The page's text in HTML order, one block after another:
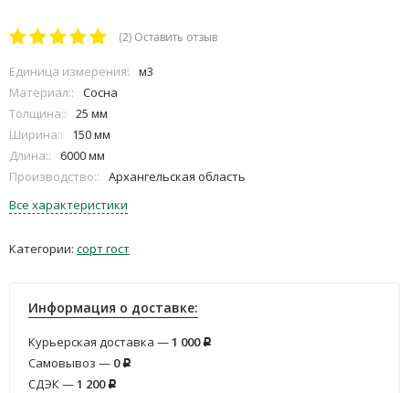
(2) Оставить отзыв
Единица измерения:
м3
Материал::
Сосна
Толщина::
25 мм
Ширина::
150 мм
Длина::
6000 мм
Производство::
Архангельская область
Все характеристики
Категории: сорт гост
Информация о доставке:
Курьерская доставка —1 000 Р
Самовывоз — 0 Р
СДЭК —1 200 Р